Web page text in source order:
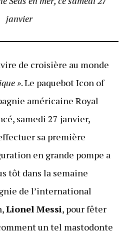
janvier
de croisière au monde
». Le paquebot Icon of
américaine Royal
samedi 27 janvier,
sa première
en grande pompe a
tôt dans la semaine
de l’international
Lionel Messi, pour fêter
un tel mastodonte